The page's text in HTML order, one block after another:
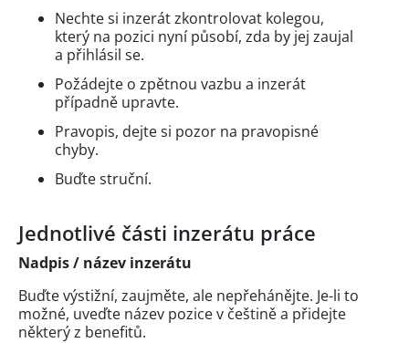
Nechte si inzerát zkontrolovat kolegou,
který na pozici nyní působí, zda by jej zaujal
a přihlásil se.
Požádejte o zpětnou vazbu a inzerát
případně upravte.
Pravopis, dejte si pozor na pravopisné
chyby.
Buďte struční.
Jednotlivé části inzerátu práce
Nadpis / název inzerátu
Buďte výstižní, zaujměte, ale nepřehánějte. Je-li to
možné, uveďte název pozice v češtině a přidejte
některý z benefitů.